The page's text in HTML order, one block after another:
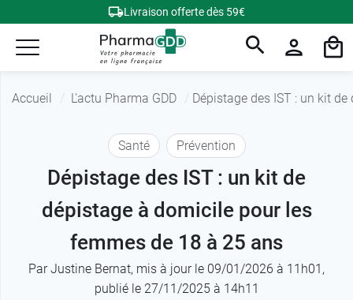
Livraison offerte dès 59€
Accueil L'actu Pharma GDD Dépistage des IST : un kit
Santé Prévention
Dépistage des IST : un kit de
dépistage à domicile pour les
femmes de 18 à 25 ans
ParJustine Bernat, mis à jour le 09/01/2026 à 11h01,
publié le 27/11/2025 à 14h11